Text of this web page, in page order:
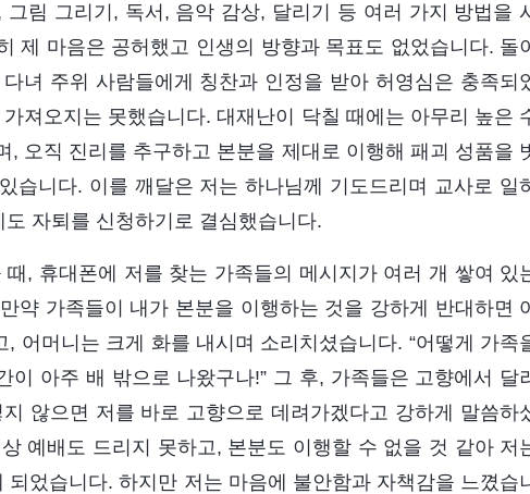
림 그리기, 독서, 음악 감상, 달리기 등 여러 가지 방법을 시
제 마음은 공허했고 인생의 방향과 목표도 없었습니다. 돌이
녀 주위 사람들에게 칭찬과 인정을 받아 허영심은 충족되
져오지는 못했습니다. 대재난이 닥칠 때에는 아무리 높은
오직 진리를 추구하고 본분을 제대로 이행해 패괴 성품을
습니다. 이를 깨달은 저는 하나님께 기도드리며 교사로 일
자퇴를 신청하기로 결심했습니다.
, 휴대폰에 저를 찾는 가족들의 메시지가 여러 개 쌓여 있
약 가족들이 내가 본분을 이행하는 것을 강하게 반대하면
어머니는 크게 화를 내시며 소리치셨습니다. “어떻게 가족
아주 배 밖으로 나왔구나!” 그 후, 가족들은 고향에서 달
않으면 저를 바로 고향으로 데려가겠다고 강하게 말씀하
예배도 드리지 못하고, 본분도 이행할 수 없을 것 같아 저
었습니다. 하지만 저는 마음에 불안함과 자책감을 느꼈습